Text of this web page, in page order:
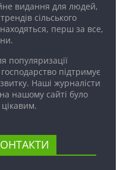
видання для людей,
сільського
перш за все,
популяризації
підтримує
Наші журналісти
нашому сайті було